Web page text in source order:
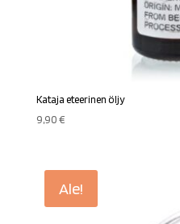
Kataja eteerinen öljy
9,90€
Ale!